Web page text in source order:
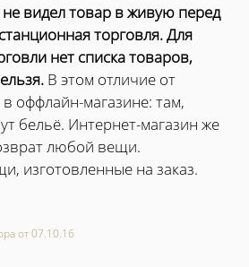
не видел товар в живую перед
торговля. Для
нет списка товаров,
В этом отличие от
оффлайн-магазине: там,
бельё. Интернет-магазин же
любой вещи.
изготовленные на заказ.
от 07.10.16